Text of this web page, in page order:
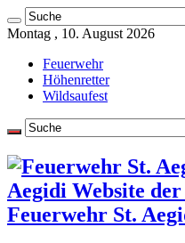
Montag , 10. August 2026
Feuerwehr
Höhenretter
Wildsaufest
Aegidi Website
Feuerwehr St.